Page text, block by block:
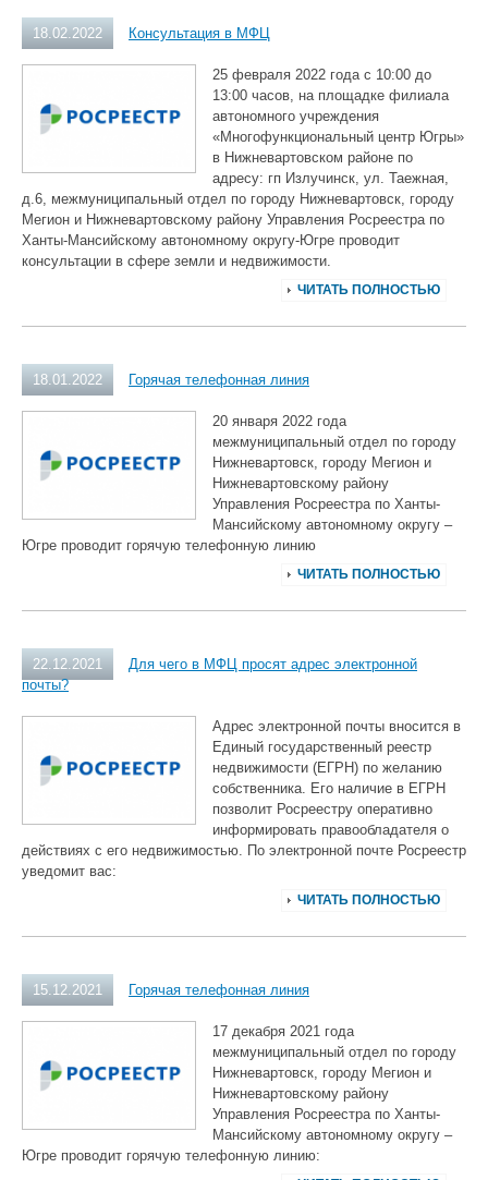
18.02.2022 Консультация в МФЦ
25 февраля 2022 года с 10:00 до
13:00 часов, на площадке филиала
автономного учреждения
«Многофункциональный центр Югры»
в Нижневартовском районе по
адресу: гп Излучинск, ул. Таежная,
д.6, межмуниципальный отдел по городу Нижневартовск, городу
Мегион и Нижневартовскому району Управления Росреестра по
Ханты-Мансийскому автономному округу-Югре проводит
консультации в сфере земли и недвижимости.
ЧИТАТЬ ПОЛНОСТЬЮ
18.01.2022 Горячая телефонная линия
20 января 2022 года
межмуниципальный отдел по городу
Нижневартовск, городу Мегион и
Нижневартовскому району
Управления Росреестра по Ханты-
Мансийскому автономному округу –
Югре проводит горячую телефонную линию
ЧИТАТЬ ПОЛНОСТЬЮ
22.12.2021
Для чего в МФЦ просят адрес электронной
почты?
Адрес электронной почты вносится в
Единый государственный реестр
недвижимости (ЕГРН) по желанию
собственника. Его наличие в ЕГРН
позволит Росреестру оперативно
информировать правообладателя о
действиях с его недвижимостью. По электронной почте Росреестр
уведомит вас:
ЧИТАТЬ ПОЛНОСТЬЮ
15.12.2021 Горячая телефонная линия
17 декабря 2021 года
межмуниципальный отдел по городу
Нижневартовск, городу Мегион и
Нижневартовскому району
Управления Росреестра по Ханты-
Мансийскому автономному округу –
Югре проводит горячую телефонную линию: